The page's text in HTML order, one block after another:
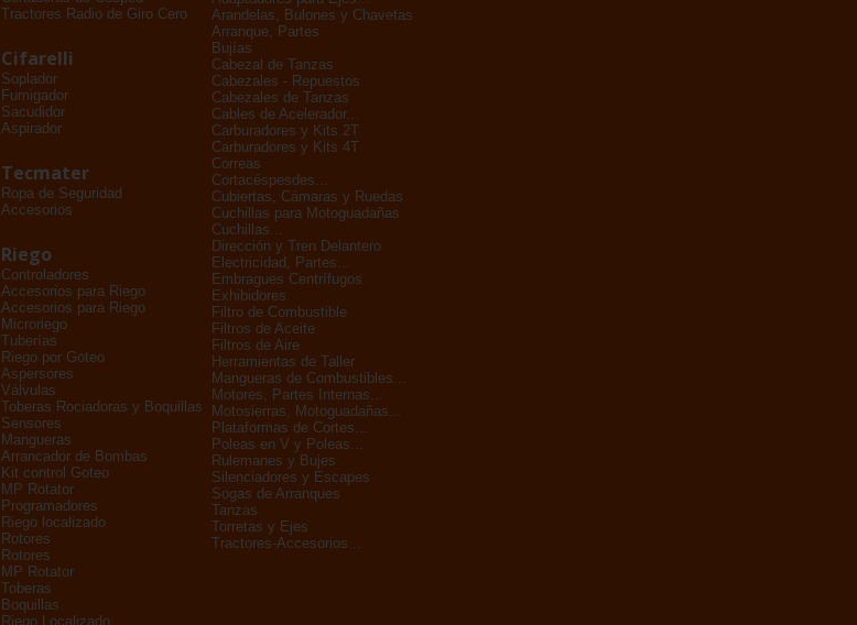
Tractores Radio de Giro Cero
Cifarelli
Soplador
Fumigador
Sacudidor
Aspirador
Tecmater
Ropa de Seguridad
Accesorios
Riego
Controladores
Accesorios para Riego
Accesorios para Riego
Microriego
Tuberías
Riego por Goteo
Aspersores
Válvulas
Toberas Rociadoras y Boquillas
Sensores
Mangueras
Arrancador de Bombas
Kit control Goteo
MP Rotator
Programadores
Riego localizado
Rotores
Rotores
MP Rotator
Toberas
Boquillas
Riego Localizado
Arandelas, Bulones y Chavetas
Arranque, Partes
Bujías
Cabezal de Tanzas
Cabezales - Repuestos
Cabezales de Tanzas
Cables de Acelerador...
Carburadores y Kits 2T
Carburadores y Kits 4T
Correas
Cortacéspesdes...
Cubiertas, Cámaras y Ruedas
Cuchillas para Motoguadañas
Cuchillas...
Dirección y Tren Delantero
Electricidad, Partes...
Embragues Centrífugos
Exhibidores
Filtro de Combustible
Filtros de Aceite
Filtros de Aire
Herramientas de Taller
Mangueras de Combustibles...
Motores, Partes Internas...
Motosierras, Motoguadañas...
Plataformas de Cortes...
Poleas en V y Poleas...
Rulemanes y Bujes
Silenciadores y Escapes
Sogas de Arranques
Tanzas
Torretas y Ejes
Tractores-Accesorios...